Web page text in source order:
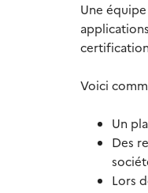
Une
Voici
Un
Des
Lors